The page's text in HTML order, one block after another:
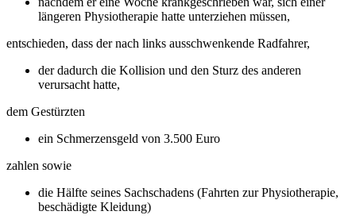
längeren Physiotherapie hatte unterziehen müssen,
entschieden, dass der nach links ausschwenkende Radfahrer,
der dadurch die Kollision und den Sturz des anderen
verursacht hatte,
dem Gestürzten
ein Schmerzensgeld von 3.500 Euro
zahlen sowie
die Hälfte seines Sachschadens (Fahrten zur Physiotherapie,
beschädigte Kleidung)